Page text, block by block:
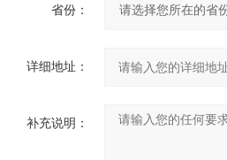
省份：
详细地址：
补充说明：